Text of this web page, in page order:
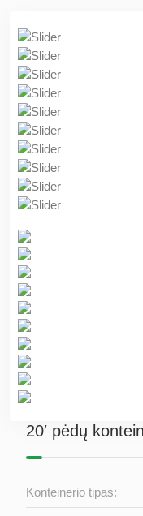
20′ pėdų
Konteinerio tipas: